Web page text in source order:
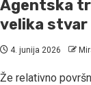
Agentska
velika stvar
4. junija 2026
Že relativno